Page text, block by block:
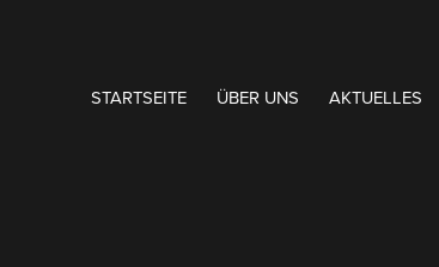
START­SEITE ÜBER UNS AKTUELLES